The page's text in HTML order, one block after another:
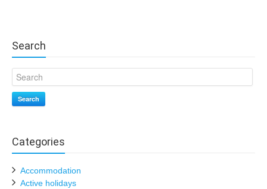
Search
Search
Categories
Accommodation
Active holidays